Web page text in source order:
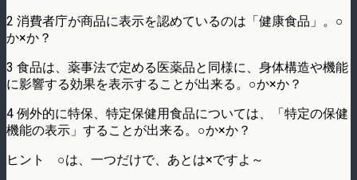
2 消費者庁が商品に表示を認めているのは「健康食品」。○
か×か？
3 食品は、薬事法で定める医薬品と同様に、身体構造や機能
に影響する効果を表示することが出来る。○か×か？
4 例外的に特保、特定保健用食品については、「特定の保健
機能の表示」することが出来る。○か×か？
ヒント ○は、一つだけで、あとは×ですよ～